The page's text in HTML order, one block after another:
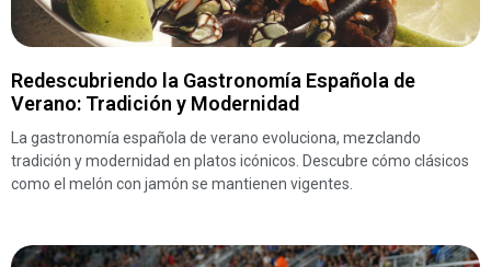
Redescubriendo la Gastronomía Española de
Verano: Tradición y Modernidad
La gastronomía española de verano evoluciona, mezclando
tradición y modernidad en platos icónicos. Descubre cómo clásicos
como el melón con jamón se mantienen vigentes.